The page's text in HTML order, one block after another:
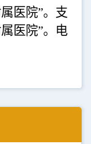
医院”。支
医院”。电